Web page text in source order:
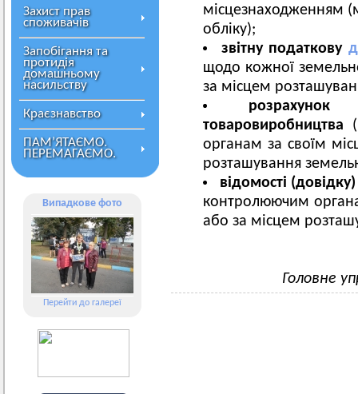
Захист прав
споживачів
Запобігання та
протидія
домашньому
насильству
Краєзнавство
ПАМ’ЯТАЄМО.
ПЕРЕМАГАЄМО.
Випадкове фото
Перейти до галереї
місцезнаходженням
обліку);
звітну податкову
щодо кожної
за місцем
розрахунок
товаровиробництва
органам за своїм
розташування
відомості
контролюючим
або за місцем
Головне